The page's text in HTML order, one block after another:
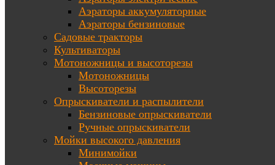
Аэраторы аккумуляторные
Аэраторы бензиновые
Садовые тракторы
Культиваторы
Мотоножницы и высоторезы
Мотоножницы
Высоторезы
Опрыскиватели и распылители
Бензиновые опрыскиватели
Ручные опрыскиватели
Мойки высокого давления
Минимойки